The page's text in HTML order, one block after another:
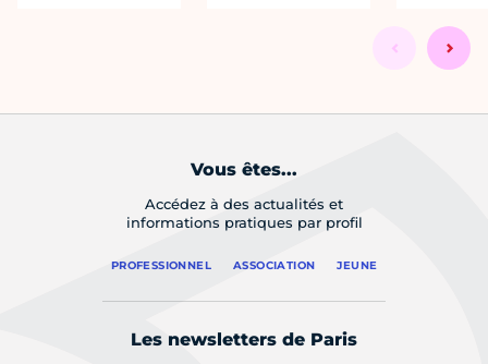
Vous êtes...
Accédez à des actualités et
informations pratiques par profil
PROFESSIONNEL ASSOCIATION JEUNE
Les newsletters de Paris